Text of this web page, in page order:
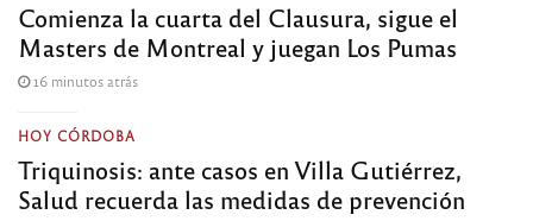
Comienza la cuarta del Clausura, sigue el
Masters de Montreal y juegan Los Pumas
16 minutos atrás
HOY CÓRDOBA
Triquinosis: ante casos en Villa Gutiérrez,
Salud recuerda las medidas de prevención